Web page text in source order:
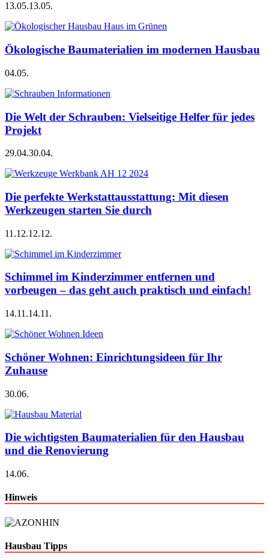
13.05.13.05.
Ökologische Baumaterialien im modernen Hausbau
04.05.
Die Welt der Schrauben: Vielseitige Helfer für jedes
Projekt
29.04.30.04.
Die perfekte Werkstattausstattung: Mit diesen
Werkzeugen starten Sie durch
11.12.12.12.
Schimmel im Kinderzimmer entfernen und
vorbeugen – das geht auch praktisch und einfach!
14.11.14.11.
Schöner Wohnen: Einrichtungsideen für Ihr
Zuhause
30.06.
Die wichtigsten Baumaterialien für den Hausbau
und die Renovierung
14.06.
Hinweis
Hausbau Tipps